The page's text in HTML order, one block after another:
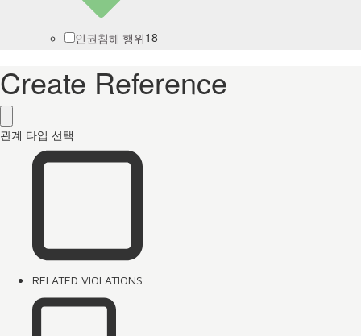
인권침해 행위18
Create Reference
관계 타입 선택
RELATED VIOLATIONS